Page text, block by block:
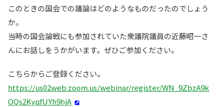
このときの国会での議論はどのようなものだったのでしょう
か。
当時の国会論戦にも参加されていた衆議院議員の近藤昭一さ
んにお話しをうかがいます。ぜひご参加ください。
こちらからご登録ください。
https://us02web.zoom.us/webinar/register/WN_9ZbzA9k
OQs2KyqfUYh9hjA